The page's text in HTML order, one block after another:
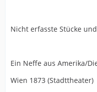
Nicht erfasste Stücke
Ein Neffe aus Amerika/
Wien 1873 (Stadttheater)